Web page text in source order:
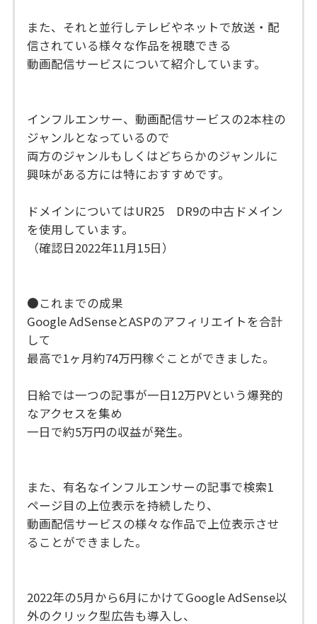
また、それと並行しテレビやネットで放送・配
信されている様々な作品を視聴できる
動画配信サービスについて紹介しています。
インフルエンサー、動画配信サービスの2本柱の
ジャンルとなっているので
両方のジャンルもしくはどちらかのジャンルに
興味がある方には特におすすめです。
ドメインについてはUR25 DR9の中古ドメイン
を使用しています。
（確認日2022年11月15日）
●これまでの成果
Google AdSenseとASPのアフィリエイトを合計
して
最高で1ヶ月約74万円稼ぐことができました。
日給では一つの記事が一日12万PVという爆発的
なアクセスを集め
一日で約5万円の収益が発生。
また、有名なインフルエンサーの記事で検索1
ページ目の上位表示を持続したり、
動画配信サービスの様々な作品で上位表示させ
ることができました。
2022年の5月から6月にかけてGoogle AdSense以
外のクリック型広告も導入し、